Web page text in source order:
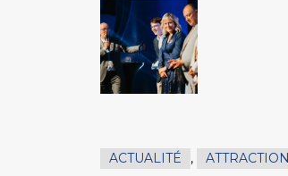
ACTUALITÉ , ATTRACTION